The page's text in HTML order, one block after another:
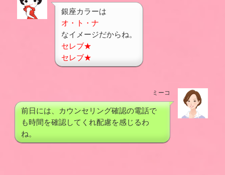
銀座カラーは
オ・ト・ナ
なイメージだからね。
セレブ★
セレブ★
ミーコ
前日には、カウンセリング確認の電話で
も時間を確認してくれ配慮を感じるわ
ね。